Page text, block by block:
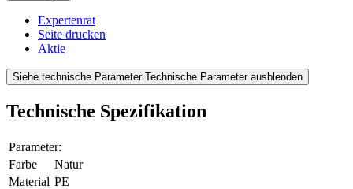
Expertenrat
Seite drucken
Aktie
Siehe technische Parameter Technische Parameter ausblenden
Technische Spezifikation
Parameter:
Farbe
Natur
Material PE